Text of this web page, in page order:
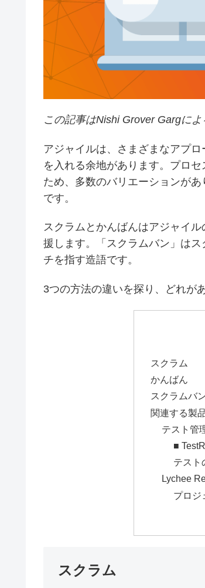
この記事はNishi Grover Gargによ
アジャイルは、さまざまなアプ
を入れる余地があります。プロ
ため、多数のバリエーションが
です。
スクラムとかんばんはアジャイ
援します。「スクラムバン」は
チを指す造語です。
3つの方法の違いを探り、どれが
スクラム
かんばん
スクラムバ
関連する製
テスト管
■
テスト
Lychee
プロジ
スクラム